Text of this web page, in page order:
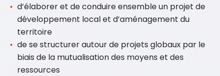
d’élaborer et de conduire ensemble un projet de
développement local et d’aménagement du
territoire
de se structurer autour de projets globaux par le
biais de la mutualisation des moyens et des
ressources